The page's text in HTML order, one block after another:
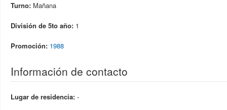
Turno: Mañana
División de 5to año: 1
Promoción: 1988
Información de contacto
Lugar de residencia: -